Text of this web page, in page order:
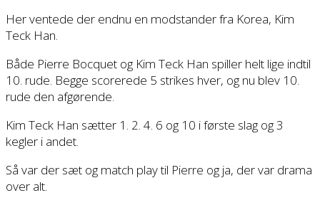
Her ventede der endnu en modstander fra Korea, Kim
Teck Han.
Både Pierre Bocquet og Kim Teck Han spiller helt lige indtil
10. rude. Begge scorerede 5 strikes hver, og nu blev 10.
rude den afgørende.
Kim Teck Han sætter 1. 2. 4. 6 og 10 i første slag og 3
kegler i andet.
Så var der sæt og match play til Pierre og ja, der var drama
over alt.